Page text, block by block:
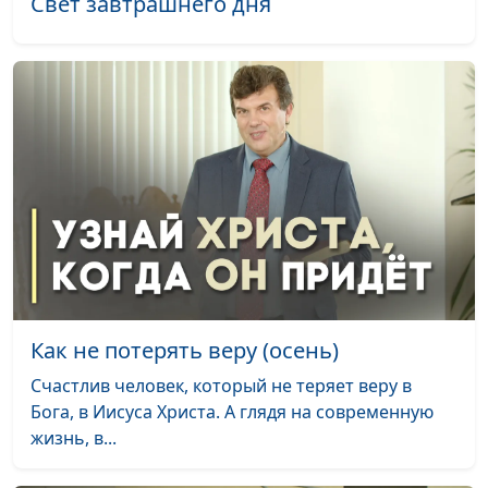
Какая работа подходит
священнослужитель
имя Божье всуе?
Андрей Юнак, Игорь
Кириченко,
священнослужитель
#595
Не сотвори себе кумира
Андрей Юнак, Игорь
Кириченко,
священнослужитель
Заповедь первая
Андрей Юнак, Игорь
Кириченко,
священнослужитель
#593
Сказать правду или
солгать?
Андрей Юнак, Игорь
Как не потерять веру (осень)
Счастлив человек, который не теряет веру в
Бога, в Иисуса Христа. А глядя на современную
жизнь, в...